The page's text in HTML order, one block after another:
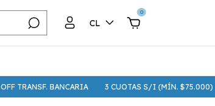
CL
0
BANCARIA 3 CUOTAS S/I (MÍN. $75.000) - 6